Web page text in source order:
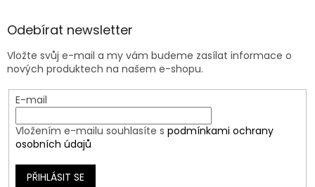
Odebírat newsletter
Vložte svůj e-mail a my vám budeme zasílat informace o
nových produktech na našem e-shopu.
E-mail
Vložením e-mailu souhlasíte s podmínkami ochrany
osobních údajů
PŘIHLÁSIT SE